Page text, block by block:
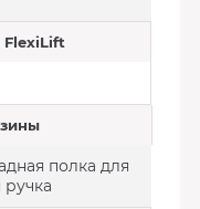
FlexiLift
полка для